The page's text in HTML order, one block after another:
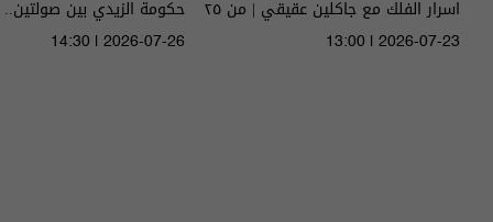
اسرار الفلك مع جاكلين عقيقي | من ٢٥
الى ٣١ تموز ٢٠٢٦ | 2026
13:00 | 2026-07-23
حكومة الزيدي بين
14:30 | 2026-07-26